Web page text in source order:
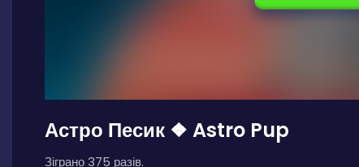
Астро Песик ❖ Astro Pup
Зіграно 375 разів.